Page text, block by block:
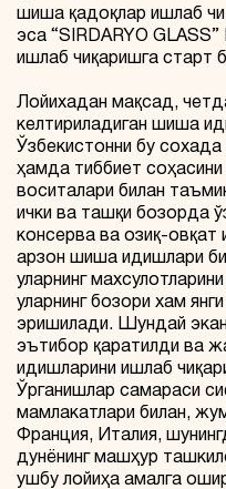
шиша қадоқлар ишлаб
эса “SIRDARYO
ишлаб чиқаришга старт
Лойихадан мақсад,
келтириладиган шиша
Ўзбекистонни бу
ҳамда тиббиет
воситалари билан
ички ва ташқи бозорда
консерва ва озиқ-овқат
арзон шиша идишлари
уларнинг
уларнинг бозори хам
эришилади. Шундай
эътибор қаратилди ва
идишларини ишлаб
Ўрганишлар самараси
мамлакатлари билан,
Франция, Италия,
дунёнинг машҳур
ушбу лойиҳа амалга